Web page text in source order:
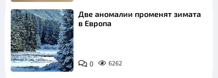
Две аномалии променят зимата
в Европа
0 6262